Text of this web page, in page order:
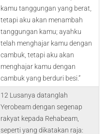
kamu tanggungan yang berat,
tetapi aku akan menambah
tanggungan kamu; ayahku
telah menghajar kamu dengan
cambuk, tetapi aku akan
menghajar kamu dengan
cambuk yang berduri besi.”
12 Lusanya datanglah
Yerobeam dengan segenap
rakyat kepada Rehabeam,
seperti yang dikatakan raja: